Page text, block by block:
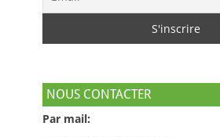
NOUS CONTACTER
Par mail: